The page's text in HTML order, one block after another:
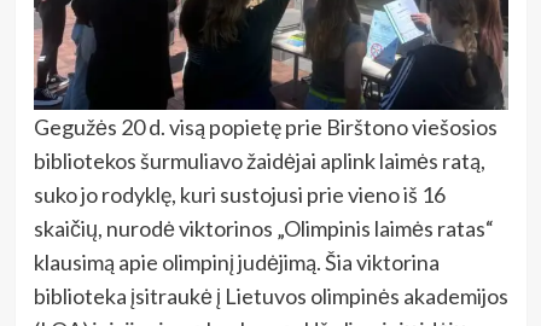
Gegužės 20 d. visą popietę prie Birštono viešosios
bibliotekos šurmuliavo žaidėjai aplink laimės ratą,
suko jo rodyklę, kuri sustojusi prie vieno iš 16
skaičių, nurodė viktorinos „Olimpinis laimės ratas“
klausimą apie olimpinį judėjimą. Šia viktorina
biblioteka įsitraukė į Lietuvos olimpinės akademijos